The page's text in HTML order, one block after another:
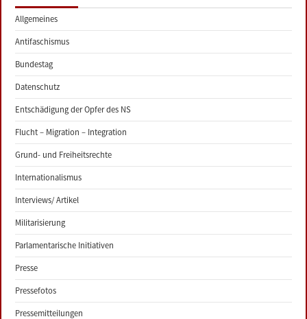
Allgemeines
Antifaschismus
Bundestag
Datenschutz
Entschädigung der Opfer des NS
Flucht – Migration – Integration
Grund- und Freiheitsrechte
Internationalismus
Interviews/ Artikel
Militarisierung
Parlamentarische Initiativen
Presse
Pressefotos
Pressemitteilungen